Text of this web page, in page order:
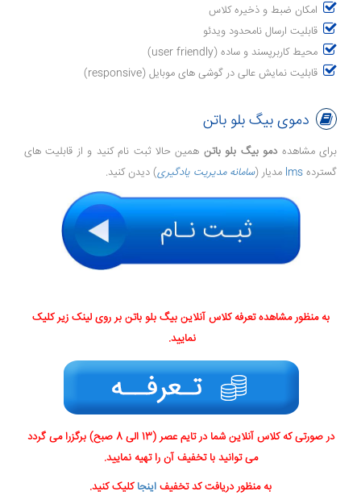
امکان ضبط و ذخیره کلاس
قابلیت ارسال نامحدود ویدئو
محیط کاربرپسند و ساده (user friendly)
قابلیت نمایش عالی در گوشی های موبایل (responsive)
دموی بیگ بلو باتن
برای مشاهدهدمو بیگ بلو باتن همین حالا ثبت نام کنید و از قابلیت های
گسترده lms مدیار (سامانه مدیریت یادگیری) دیدن کنید.
به منظور مشاهده تعرفه کلاس آنلاین بیگ بلو باتن بر روی لینک زیر کلیک
نمایید.
در صورتی که کلاس آنلاین شما در تایم عصر (13 الی 8 صبح) برگزرا می گردد
می توانید با تخفیف آن را تهیه نمایید.
به منظور دریافت کد تخفیف اینجا کلیک کنید.